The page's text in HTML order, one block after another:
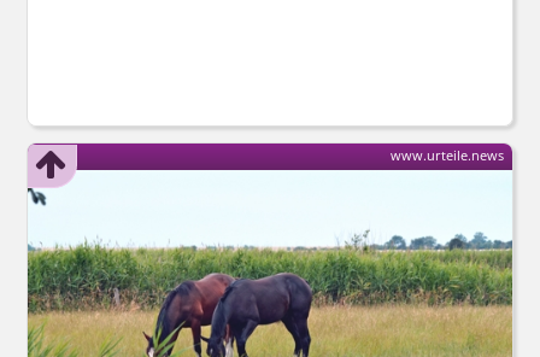
www.urteile.news